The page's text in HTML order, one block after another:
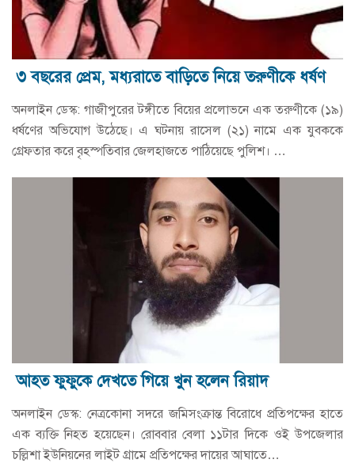
৩ বছরের প্রেম, মধ্যরাতে বাড়িতে নিয়ে তরুণীকে ধর্ষণ
অনলাইন ডেস্ক: গাজীপুরের টঙ্গীতে বিয়ের প্রলোভনে এক তরুণীকে (১৯)
ধর্ষণের অভিযোগ উঠেছে। এ ঘটনায় রাসেল (২১) নামে এক যুবককে
গ্রেফতার করে বৃহস্পতিবার জেলহাজতে পাঠিয়েছে পুলিশ। …
আহত ফুফুকে দেখতে গিয়ে খুন হলেন রিয়াদ
অনলাইন ডেস্ক: নেত্রকোনা সদরে জমিসংক্রান্ত বিরোধে প্রতিপক্ষের হাতে
এক ব্যক্তি নিহত হয়েছেন। রোববার বেলা ১১টার দিকে ওই উপজেলার
চল্লিশা ইউনিয়নের লাইট গ্রামে প্রতিপক্ষের দায়ের আঘাতে…